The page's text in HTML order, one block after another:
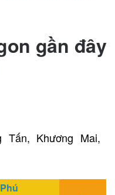
gần đây
Khương Mai,